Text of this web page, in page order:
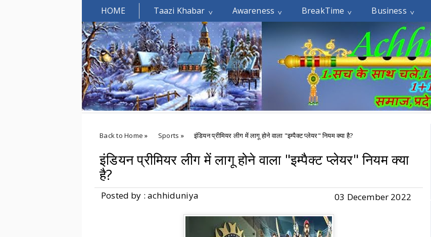
HOME Taazi Khabar Awareness BreakTime Business
Welcomes You.....
Back to Home » Sports » इंडियन प्रीमियर लीग में लागू होने वाला "इम्पैक्ट प्लेयर" नियम क्या है?
इंडियन प्रीमियर लीग में लागू होने वाला "इम्पैक्ट प्लेयर" नियम क्या
है?
Posted by : achhiduniya 03 December 2022